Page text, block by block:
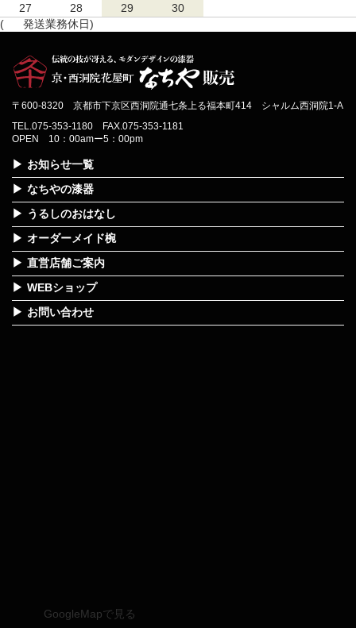
27
28 29
30
(
発送業務休日)
〒600-8320 京都市下京区西洞院通七条上る福本町414 シャルム西洞院1-A
TEL.075-353-1180 FAX.075-353-1181
OPEN 10：00amー5：00pm
お知らせ一覧
なちやの漆器
うるしのおはなし
オーダーメイド椀
直営店舗ご案内
WEBショップ
お問い合わせ
GoogleMapで見る